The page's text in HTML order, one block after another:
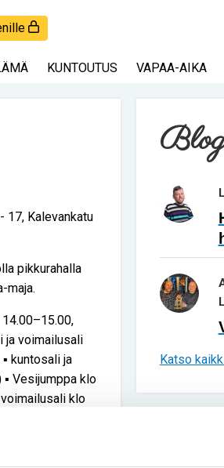
KUNTOUTUS VAPAA-AIKA
17, Kalevankatu
pikkurahalla
maja.
14.00–15.00,
ja voimailusali
kuntosali ja
Vesijumppa klo
voimailusali klo
klo
- 21.00
- 15.00
Katso